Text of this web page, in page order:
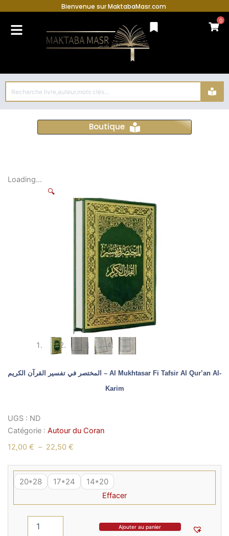
Bienvenue sur MaktabaMasr.com
0
Search
Boutique
Loading...
🔍
المختصر في تفسير القرآن الكريم – Al Mukhtasar Fi Tafsir Al Qur’an Al-
Karim
UGS : ND
Catégorie : Autour du Coran
12,00 € – 22,50 €
prix :
12,00 €
22,50 €
20*28 17*24 14*20
Effacer
quantité
de
المختصر
الكريم
Ajouter au panier